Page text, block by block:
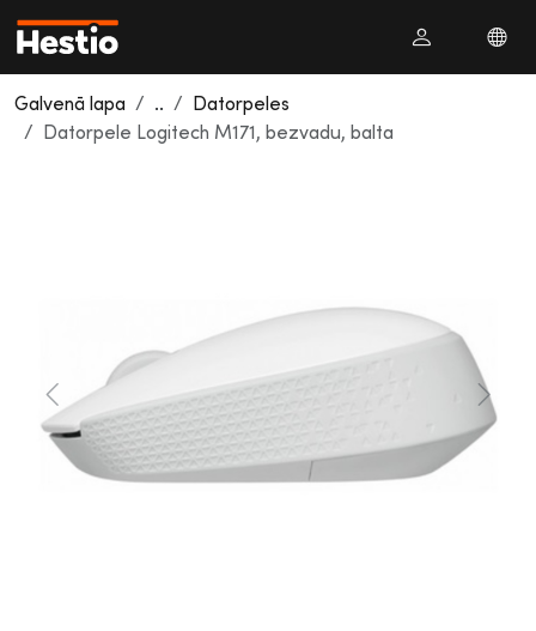
Galvenā lapa ..
Datorpeles
Datorpele Logitech M171, bezvadu, balta
Previous Next